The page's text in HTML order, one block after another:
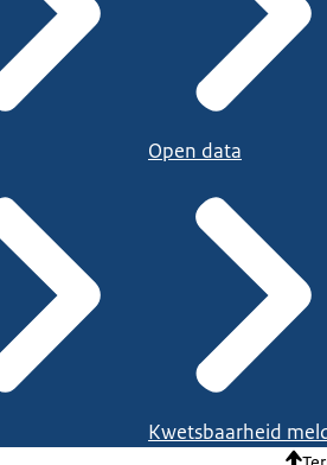
Open data
Kwetsbaarheid